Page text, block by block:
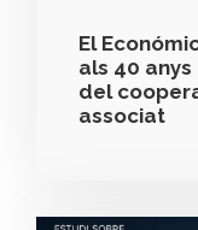
El
als 40
del
associat